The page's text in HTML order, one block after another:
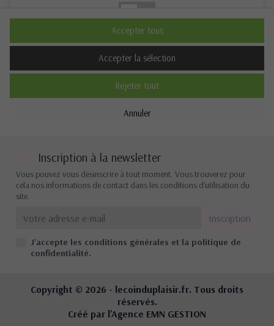
Description
Cookies de performance
Non
Description
Annuler
Rejeter tout
Accepter la sélection
Accepter tous
Inscription à la newsletter
Vous pouvez vous désinscrire à tout moment. Vous trouverez pour
cela nos informations de contact dans les conditions d'utilisation du
site.
J'accepte les conditions générales et la politique de
confidentialité.
Copyright © 2026 - lecoinduplaisir.fr. Tous droits
réservés.
Créé par l'Agence EMN GESTION